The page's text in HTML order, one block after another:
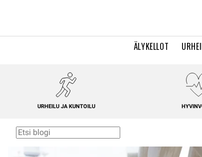
ÄLYKELLOT
URHEILU JA KUNTOILU